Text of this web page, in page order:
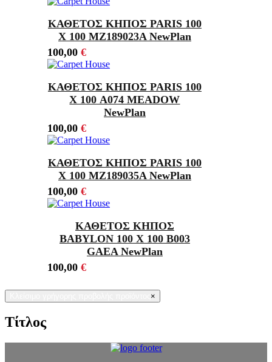
ΚΑΘΕΤΟΣ ΚΗΠΟΣ PARIS 100
Χ 100 MZ189023A NewPlan
100,00 €
ΚΑΘΕΤΟΣ ΚΗΠΟΣ PARIS 100
Χ 100 A074 MEADOW
NewPlan
100,00 €
ΚΑΘΕΤΟΣ ΚΗΠΟΣ PARIS 100
Χ 100 MZ189035A NewPlan
100,00 €
ΚΑΘΕΤΟΣ ΚΗΠΟΣ
BABYLON 100 Χ 100 B003
GAEA NewPlan
100,00 €
×
Τίτλος